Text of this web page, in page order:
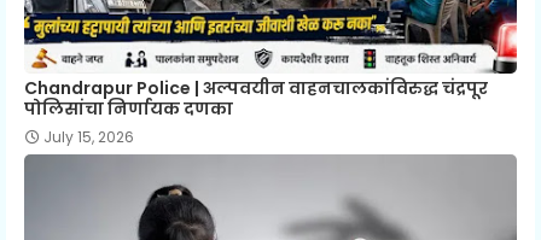
Chandrapur Police | अल्पवयीन वाहनचालकांविरुद्ध चंद्रपूर
पोलिसांचा निर्णायक दणका
July 15, 2026